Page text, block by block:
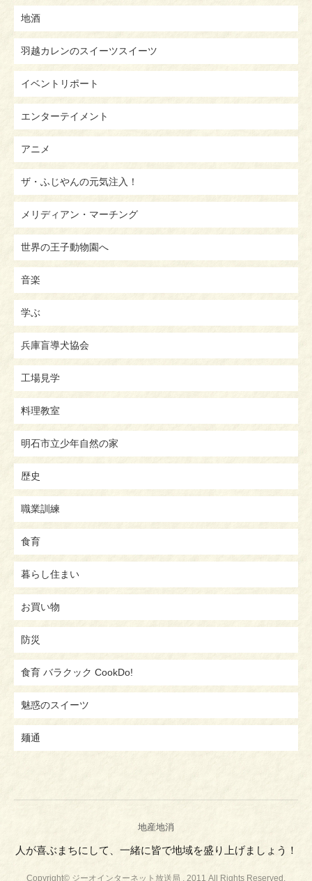
地酒
羽越カレンのスイーツスイーツ
イベントリポート
エンターテイメント
アニメ
ザ・ふじやんの元気注入！
メリディアン・マーチング
世界の王子動物園へ
音楽
学ぶ
兵庫盲導犬協会
工場見学
料理教室
明石市立少年自然の家
歴史
職業訓練
食育
暮らし住まい
お買い物
防災
食育 バラクック CookDo!
魅惑のスイーツ
麺通
地産地消
人が喜ぶまちにして、一緒に皆で地域を盛り上げましょう！
Copyright© ジーオインターネット放送局 , 2011 All Rights Reserved.